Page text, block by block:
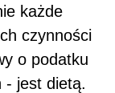
każde
czynności
o podatku
- jest dietą.